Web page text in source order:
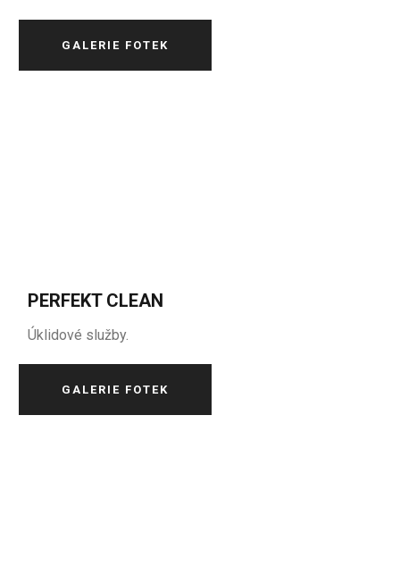
GALERIE FOTEK
PERFEKT CLEAN
Úklidové služby.
GALERIE FOTEK